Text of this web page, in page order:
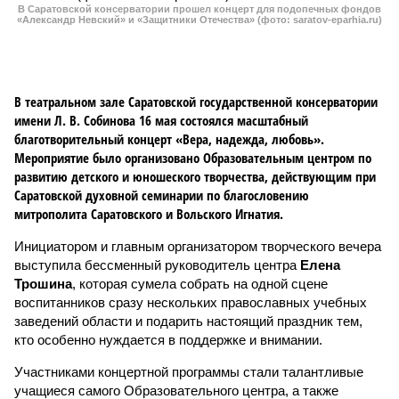
В Саратовской консерватории прошел концерт для подопечных фондов
«Александр Невский» и «Защитники Отечества» (фото: saratov-eparhia.ru)
В театральном зале Саратовской государственной консерватории
имени Л. В. Собинова 16 мая состоялся масштабный
благотворительный концерт «Вера, надежда, любовь».
Мероприятие было организовано Образовательным центром по
развитию детского и юношеского творчества, действующим при
Саратовской духовной семинарии по благословению
митрополита Саратовского и Вольского Игнатия.
Инициатором и главным организатором творческого вечера
выступила бессменный руководитель центра Елена
Трошина, которая сумела собрать на одной сцене
воспитанников сразу нескольких православных учебных
заведений области и подарить настоящий праздник тем,
кто особенно нуждается в поддержке и внимании.
Участниками концертной программы стали талантливые
учащиеся самого Образовательного центра, а также